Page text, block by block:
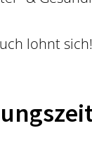
lohnt sich!